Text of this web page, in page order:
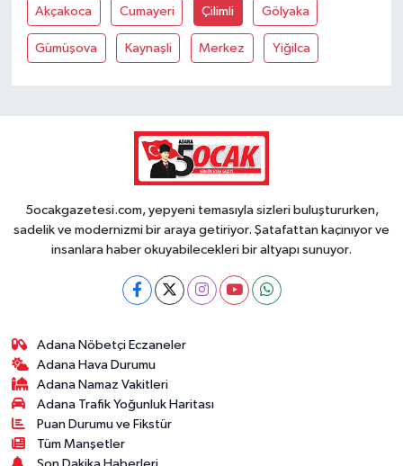
Akçakoca Cumayeri Çilimli Gölyaka
Gümüşova Kaynaşli Merkez Yiğilca
5ocakgazetesi.com, yepyeni temasıyla sizleri buluştururken,
sadelik ve modernizmi bir araya getiriyor. Şatafattan kaçınıyor ve
insanlara haber okuyabilecekleri bir altyapı sunuyor.
Adana Nöbetçi Eczaneler
Adana Hava Durumu
Adana Namaz Vakitleri
Adana Trafik Yoğunluk Haritası
Puan Durumu ve Fikstür
Tüm Manşetler